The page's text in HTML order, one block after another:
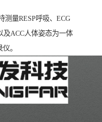
测量RESP呼吸、ECG
及ACC人体姿态为一体
。